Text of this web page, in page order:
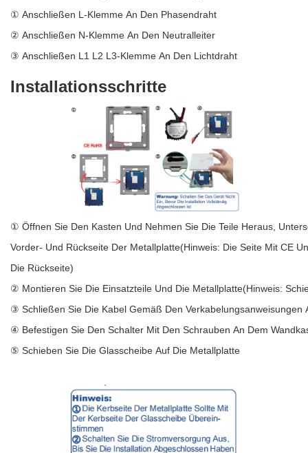
① Anschließen L-Klemme An Den Phasendraht
② Anschließen N-Klemme An Den Neutralleiter
③ Anschließen L1 L2 L3-Klemme An Den Lichtdraht
Installationsschritte
① Öffnen Sie Den Kasten Und Nehmen Sie Die Teile Heraus,
Vorder- Und Rückseite Der Metallplatte(Hinweis: Die Seite Mit CE
Die Rückseite)
② Montieren Sie Die Einsatzteile Und Die Metallplatte(Hinweis:
③ Schließen Sie Die Kabel Gemäß Den Verkabelungsanweisungen
④ Befestigen Sie Den Schalter Mit Den Schrauben An Dem
⑤ Schieben Sie Die Glasscheibe Auf Die Metallplatte